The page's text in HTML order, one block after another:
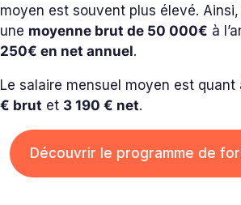
moyen est souvent plus élevé.
une moyenne brut de 50 000€ à
250€ en net annuel.
Le salaire mensuel moyen est quant
€ brut et 3 190 € net.
Découvrir le programme de